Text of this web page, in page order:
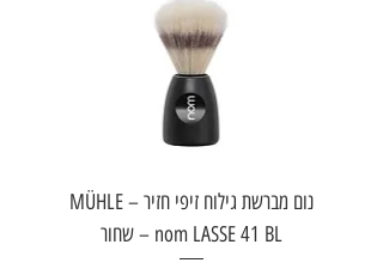
נום מברשת גילוח זיפי חזיר – MÜHLE
nom LASSE 41 BL – שחור